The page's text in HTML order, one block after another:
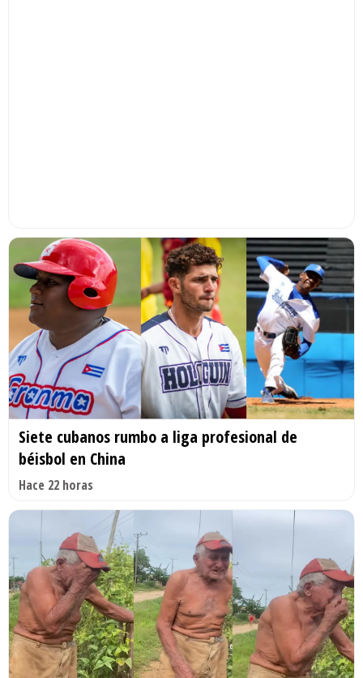
Siete cubanos rumbo a liga profesional de
béisbol en China
Hace 22 horas